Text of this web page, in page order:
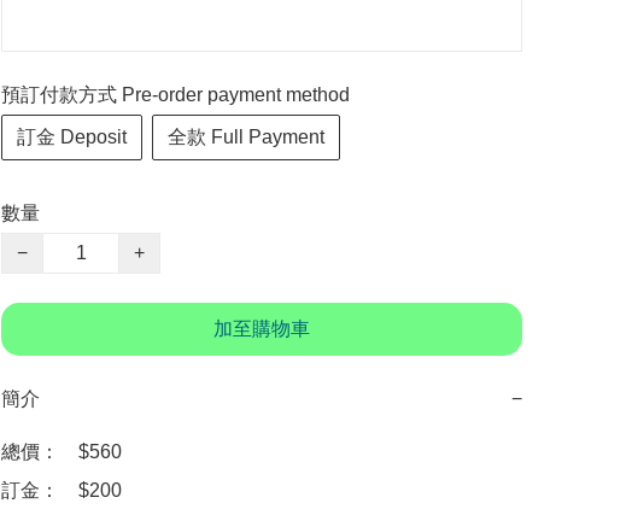
預訂付款方式 Pre-order payment method
訂金 Deposit 全款 Full Payment
數量
−
+
加至購物車
簡介 −
總價：　$560
訂金：　$200